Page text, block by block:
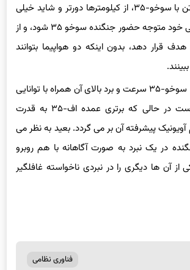
یک درگیری تن به تن با سوخو-۳۵، از کیلومترها دورتر و شاید خیلی
زودتر از حریف روسی خود متوجه حضور جنگنده سوخو ۳۵ شود، و از
قرار دهد، بدون اینکه دو هواپیما بتوانند
نقطه برتری جنگنده سوخو-۳۵ سرعت و برد بالای آن همراه با توانایی
مانور بی بدیلش است در حالی که برتری عمده اف-۳۵ به قدرت
پیشرفته آن بر می گردد. بعید به نظر می
در یک نبرد به صورت آگاهانه با هم روبرو
از آن ها دیگری را در نبردی ناخواسته غافلگیر
فناوری نظامی